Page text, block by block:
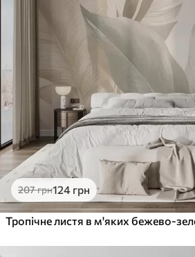
207грн124 грн